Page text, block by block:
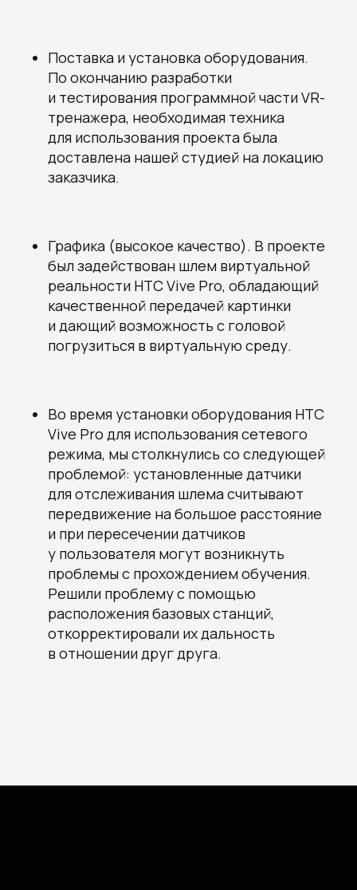
Поставка и установка оборудования.
По окончанию разработки
и тестирования программной части VR-
тренажера, необходимая техника
для использования проекта была
доставлена нашей студией на локацию
заказчика.
Графика (высокое качество). В проекте
был задействован шлем виртуальной
реальности HTC Vive Pro, обладающий
качественной передачей картинки
и дающий возможность с головой
погрузиться в виртуальную среду.
Во время установки оборудования HTC
Vive Pro для использования сетевого
режима, мы столкнулись со следующей
проблемой: установленные датчики
для отслеживания шлема считывают
передвижение на большое расстояние
и при пересечении датчиков
у пользователя могут возникнуть
проблемы с прохождением обучения.
Решили проблему с помощью
расположения базовых станций,
откорректировали их дальность
в отношении друг друга.
Получите наши
рекомендации, узнайте
Овчинников Егор
Исполнительный
директор
+7 (996) 407-77-74sales@7winds.mobi
ТелеграмМакс
Новороссийск, ул. Котанова, д.30
Москва, Духовской пер., д.17, стр.18
+7